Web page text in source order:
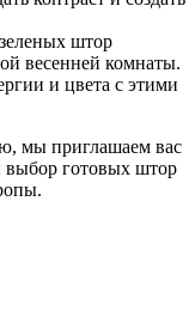
штор
весенней комнаты.
и цвета с этими
мы приглашаем вас
готовых штор